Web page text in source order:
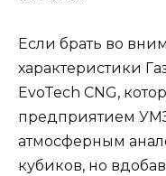
Если брать во
характеристики
EvoTech CNG,
предприятием
атмосферным
кубиков, но